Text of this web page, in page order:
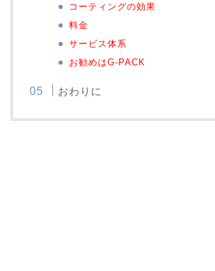
コーティングの効果
料金
サービス体系
お勧めはG-PACK
おわりに